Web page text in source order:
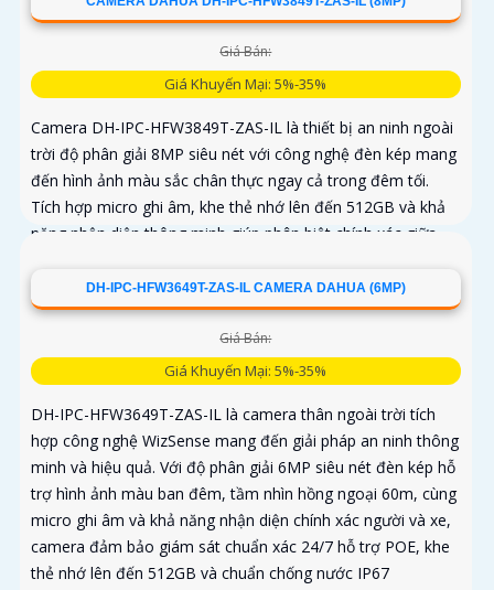
Giá Bán:
Giá Khuyến Mại: 5%-35%
Camera DH-IPC-HFW3849T-ZAS-IL là thiết bị an ninh ngoài
trời độ phân giải 8MP siêu nét với công nghệ đèn kép mang
đến hình ảnh màu sắc chân thực ngay cả trong đêm tối.
Tích hợp micro ghi âm, khe thẻ nhớ lên đến 512GB và khả
năng nhận diện thông minh giúp phân biệt chính xác giữa
IP67 chống bụi nước và hỗ trợ PoE giá rẻ
DH-IPC-HFW3649T-ZAS-IL CAMERA DAHUA (6MP)
Giá Bán:
Giá Khuyến Mại: 5%-35%
DH-IPC-HFW3649T-ZAS-IL là camera thân ngoài trời tích
hợp công nghệ WizSense mang đến giải pháp an ninh thông
minh và hiệu quả. Với độ phân giải 6MP siêu nét đèn kép hỗ
trợ hình ảnh màu ban đêm, tầm nhìn hồng ngoại 60m, cùng
micro ghi âm và khả năng nhận diện chính xác người và xe,
camera đảm bảo giám sát chuẩn xác 24/7 hỗ trợ POE, khe
thẻ nhớ lên đến 512GB và chuẩn chống nước IP67